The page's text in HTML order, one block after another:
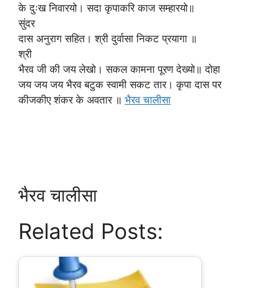
के दुःख निवारयो। सदा कृपाकरि काज सम्हारयो॥
सुंदर
दास अनुराग सहित। श्री दुर्वासा निकट प्रयागा ॥
श्री
भैरव जी की जय लेखो। सकल कामना पूरण देख्यो॥ दोहा
जय जय जय भैरव बटुक स्वामी सकट तार। ‎कृपा दास पर
कीजकीए शंकर के अवतार ॥ भैरव चालीसा
भैरव चालीसा
Related Posts: